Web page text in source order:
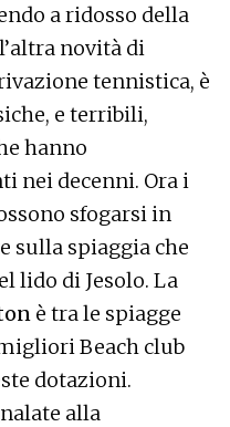
a ridosso della
novità di
tennistica, è
e terribili,
hanno
nei decenni. Ora i
sfogarsi in
sulla spiaggia che
lido di Jesolo. La
è tra le spiagge
Beach club
dotazioni.
alla